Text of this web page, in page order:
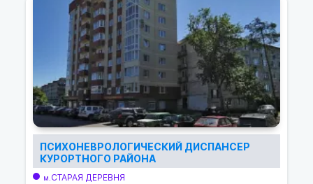
ПСИХОНЕВРОЛОГИЧЕСКИЙ ДИСПАНСЕР
КУРОРТНОГО РАЙОНА
м.СТАРАЯ ДЕРЕВНЯ